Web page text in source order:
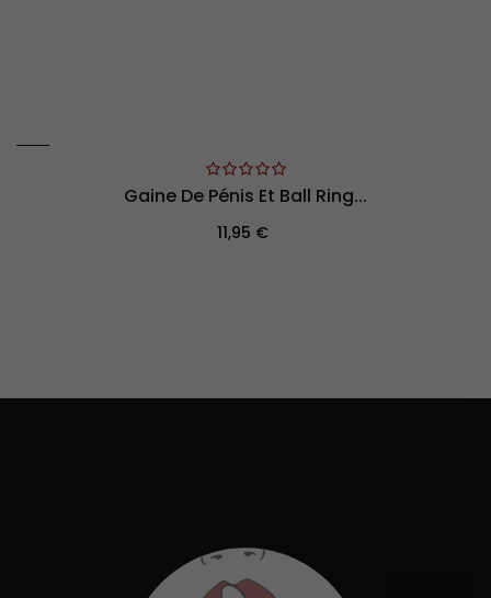
Gaine De Pénis Et Ball Ring...
Prix
11,95 €